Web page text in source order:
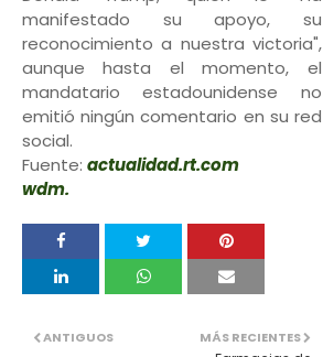
manifestado su apoyo, su
reconocimiento a nuestra victoria",
aunque hasta el momento, el
mandatario estadounidense no
emitió ningún comentario en su red
social.
Fuente: actualidad.rt.com
wdm.
MÁS RECIENTES
ANTIGUOS